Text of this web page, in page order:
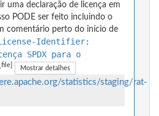
uma declaração de licença em
PODE ser feito incluindo o
comentário perto do início de
License-Identifier:
SPDX para o
Mostrar detalhes
statistics/staging/rat-